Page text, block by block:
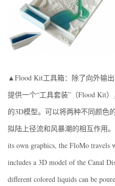
▲Flood Kit工具箱：除了向外输
提供一个“工具套装”（Flood Kit
的3D模型。可以将两种不同颜色
拟陆上径流和风暴潮的相互作用
its own graphics, the FloMo
includes a 3D model of the Canal
different colored liquids can be